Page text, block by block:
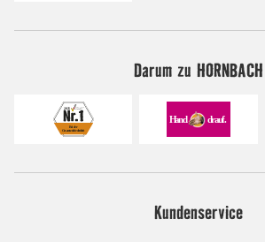
Darum zu HORNBACH
Kundenservice